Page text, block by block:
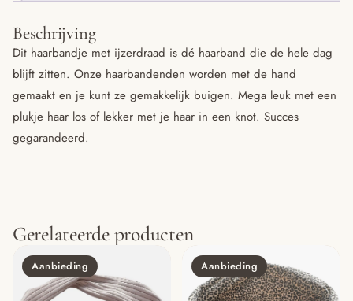
Beschrijving
Dit haarbandje met ijzerdraad is dé haarband die de hele dag
blijft zitten. Onze haarbandenden worden met de hand
gemaakt en je kunt ze gemakkelijk buigen. Mega leuk met een
plukje haar los of lekker met je haar in een knot. Succes
gegarandeerd.
Gerelateerde producten
Aanbieding Aanbieding